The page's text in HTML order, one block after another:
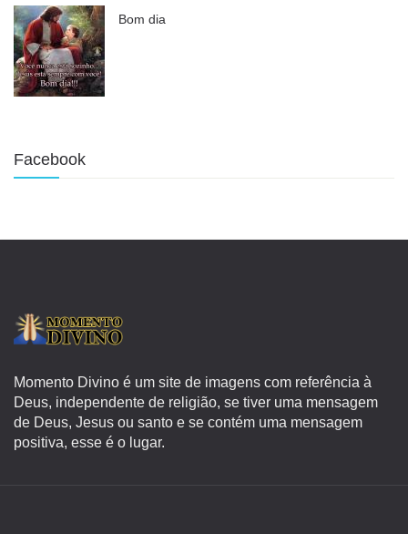
Bom dia
Facebook
Momento Divino é um site de imagens com referência à
Deus, independente de religião, se tiver uma mensagem
de Deus, Jesus ou santo e se contém uma mensagem
positiva, esse é o lugar.